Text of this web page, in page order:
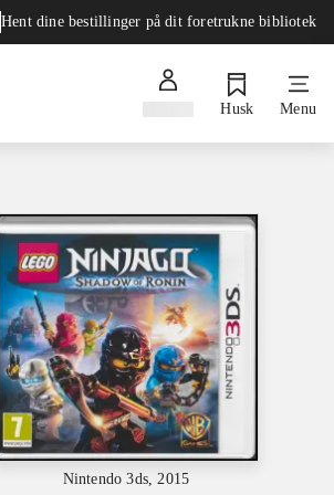
Hent dine bestillinger på dit foretrukne bibliotek
Husk Menu
Nintendo 3ds, 2015